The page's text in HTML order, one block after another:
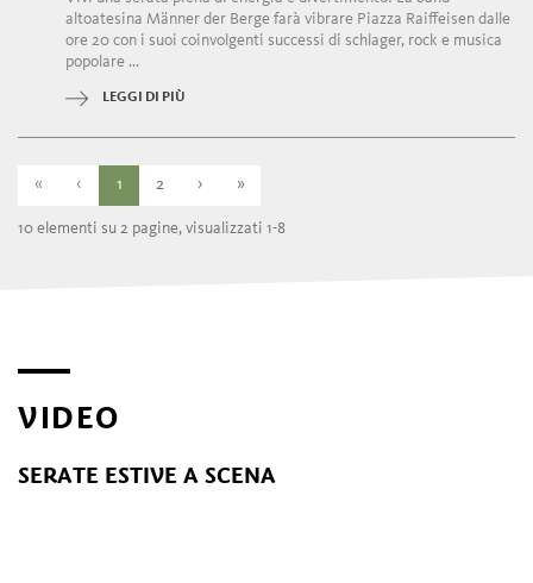
altoatesina Männer der Berge farà vibrare Piazza Raiffeisen dalle
ore 20 con i suoi coinvolgenti successi di schlager, rock e musica
popolare ...
LEGGI DI PIÙ
« ‹ 1 2 › »
10 elementi su 2 pagine, visualizzati 1-8
VIDEO
SERATE ESTIVE A SCENA